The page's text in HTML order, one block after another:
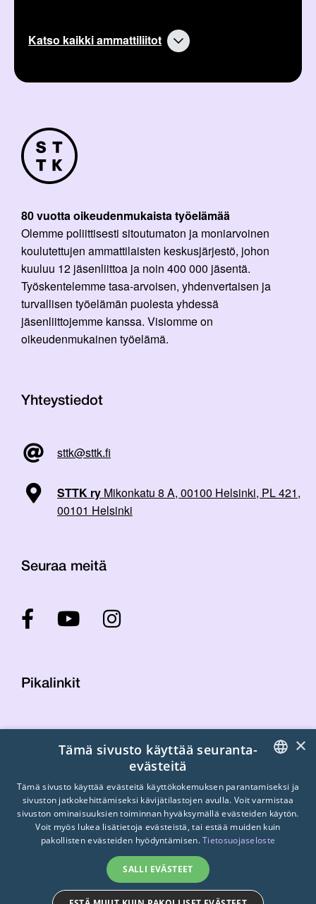
Katso kaikki ammattiliitot
80 vuotta oikeudenmukaista työelämää
Olemme poliittisesti sitoutumaton ja moniarvoinen
koulutettujen ammattilaisten keskusjärjestö, johon
kuuluu 12 jäsenliittoa ja noin 400 000 jäsentä.
Työskentelemme tasa-arvoisen, yhdenvertaisen ja
turvallisen työelämän puolesta yhdessä
jäsenliittojemme kanssa. Visiomme on
oikeudenmukainen työelämä.
Yhteystiedot
sttk@sttk.fi
STTK ry Mikonkatu 8 A, 00100 Helsinki, PL 421,
00101 Helsinki
Seuraa meitä
Pikalinkit
Laskutustiedot
Tietosuojaseloste
Turvallisemman tilan periaatteet
FINNISH
SWEDISH
×
Tämä sivusto käyttää seuranta-
evästeitä
Tämä sivusto käyttää evästeitä käyttökokemuksen parantamiseksi ja
sivuston jatkokehittämiseksi kävijätilastojen avulla. Voit varmistaa
sivuston ominaisuuksien toiminnan hyväksymällä evästeiden käytön.
Voit myös lukea lisätietoja evästeistä, tai estää muiden kuin
pakollisten evästeiden hyödyntämisen.Tietosuojaseloste
SALLI EVÄSTEET